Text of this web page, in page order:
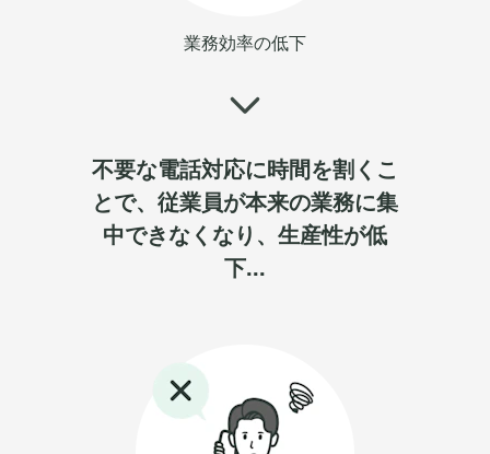
業務効率の低下
不要な電話対応に時間を割くこ
とで、従業員が本来の業務に集
中できなくなり、生産性が低
下...